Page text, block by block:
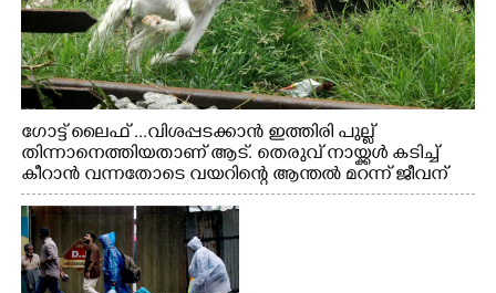
ഗോട്ട് ലൈഫ് ...വിശപ്പടക്കാൻ ഇത്തിരി പുല്ല്
തിന്നാനെത്തിയതാണ് ആട്. തെരുവ് നായ്ക്കൾ കടിച്ച്
കീറാൻ വന്നതോടെ വയറിന്റെ ആന്തൽ മറന്ന് ജീവന്
വേണ്ടിയായി ഓട്ടം. എറണാകുളം വാത്തുരുത്തിയിൽ
നിന്നുള്ള കാഴ്ച